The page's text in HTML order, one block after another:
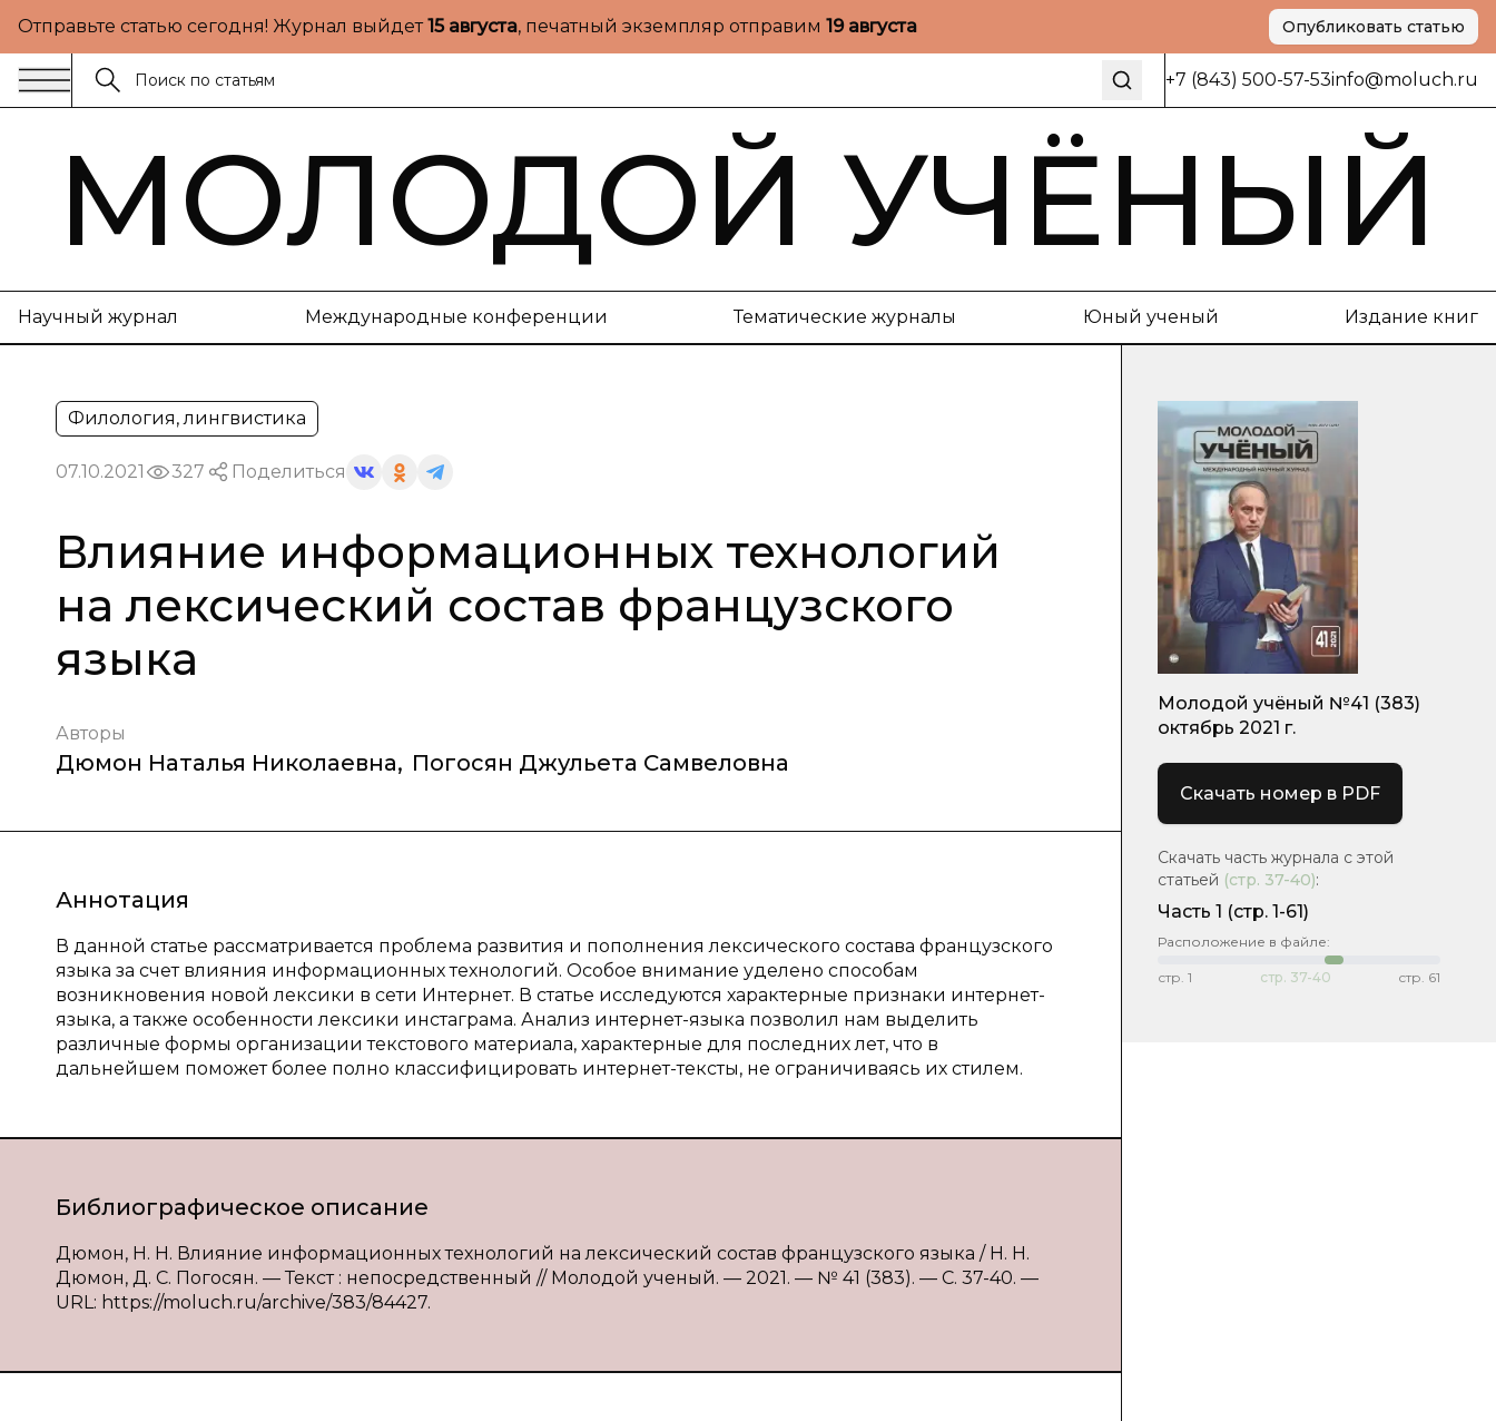
Отправьте статью сегодня! Журнал выйдет15 августа, печатный экземпляр отправим 19 августа Опубликовать статью
+7 (843) 500-57-53info@moluch.ru
МОЛОДОЙ УЧЁНЫЙ
Научный журнал Международные конференции Тематические журналы Юный ученый Издание книг
Филология, лингвистика
07.10.2021 327 Поделиться
Влияние информационных технологий
на лексический состав французского
языка
Авторы
Дюмон Наталья Николаевна, Погосян Джульета Самвеловна
Аннотация
В данной статье рассматривается проблема развития и пополнения лексического состава французского
языка за счет влияния информационных технологий. Особое внимание уделено способам
возникновения новой лексики в сети Интернет. В статье исследуются характерные признаки интернет-
языка, а также особенности лексики инстаграма. Анализ интернет-языка позволил нам выделить
различные формы организации текстового материала, характерные для последних лет, что в
дальнейшем поможет более полно классифицировать интернет-тексты, не ограничиваясь их стилем.
Библиографическое описание
Дюмон, Н. Н. Влияние информационных технологий на лексический состав французского языка / Н. Н.
Дюмон, Д. С. Погосян. — Текст : непосредственный // Молодой ученый. — 2021. — № 41 (383). — С. 37-40. —
URL: https://moluch.ru/archive/383/84427.
Молодой учёный №41 (383)
октябрь 2021 г.
Скачать номер в PDF
Скачать часть журнала с этой
статьей (стр. 37-40):
Часть 1 (стр. 1-61)
Расположение в файле:
стр. 1 стр. 37-40 стр. 61